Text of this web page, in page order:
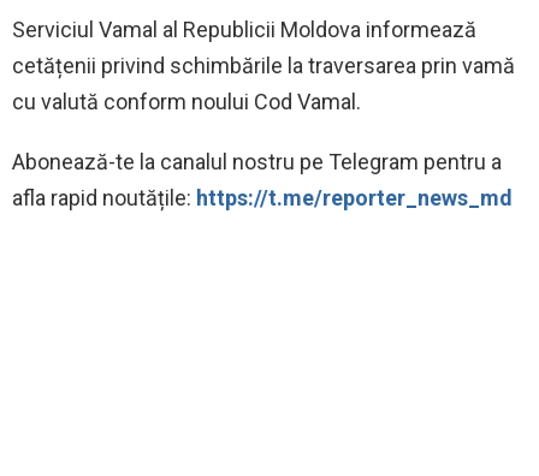
Serviciul Vamal al Republicii Moldova informează
cetățenii privind schimbările la traversarea prin vamă
cu valută conform noului Cod Vamal.
Abonează-te la canalul nostru pe Telegram pentru a
afla rapid noutățile: https://t.me/reporter_news_md